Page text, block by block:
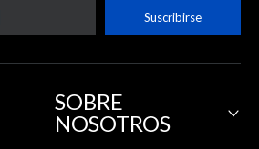
Suscribirse
SOBRE
NOSOTROS